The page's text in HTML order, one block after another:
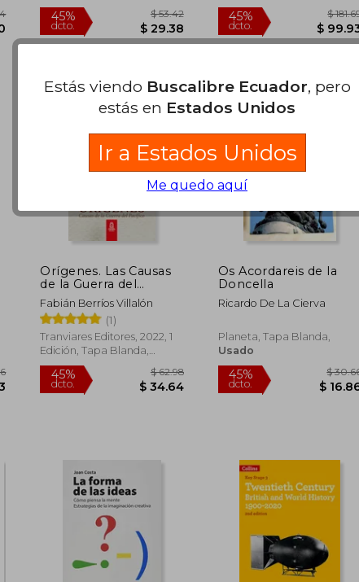
$ 41.30 dcto. $ 29.38 dcto.
Orígenes. Las Causas
de la Guerra del
Pacífico. Versión Final
Fabián Berríos Villalón
(1)
Tranviares Editores, 2022, 1
Edición, Tapa Blanda,
Nuevo
Os Acordareis de la
Doncella
Ricardo De La Cierva
Planeta, Tapa Blanda,
Usado
Estás viendo Buscalibre Ecuador, pero
estás en Estados Unidos
Ir a Estados Unidos
Me quedo aquí